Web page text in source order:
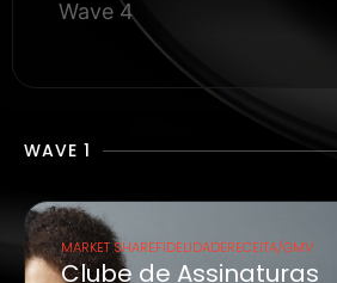
Wave 4
WAVE 1
MARKET SHAREFIDELIDADERECEITA/GMV
Clube de Assinaturas